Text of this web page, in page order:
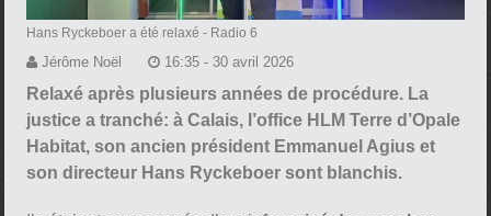
Hans Ryckeboer a été relaxé - Radio 6
Jérôme Noël 16:35 - 30 avril 2026
Relaxé après plusieurs années de procédure. La
justice a tranché: à Calais, l’office HLM Terre d’Opale
Habitat, son ancien président Emmanuel Agius et
son directeur Hans Ryckeboer sont blanchis.